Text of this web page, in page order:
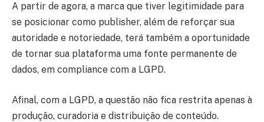
A partir de agora, a marca que tiver legitimidade para
se posicionar como publisher, além de reforçar sua
autoridade e notoriedade, terá também a oportunidade
de tornar sua plataforma uma fonte permanente de
dados, em compliance com a LGPD.
Afinal, com a LGPD, a questão não fica restrita apenas à
produção, curadoria e distribuição de conteúdo.